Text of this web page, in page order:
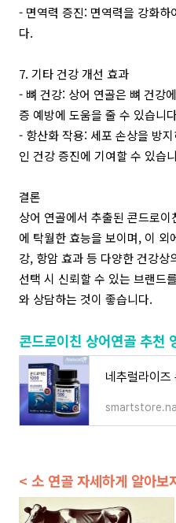
- 면역력 증진: 면역력을 강화하
다.
7. 기타 건강 개선 효과
- 뼈 건강: 상어 연골은 뼈 건강
증 예방에 도움을 줄 수 있습니
- 항산화 작용: 세포 손상을 방
인 건강 증진에 기여할 수 있습
결론
상어 연골에서 추출된 콘드로
에 탁월한 효능을 보이며, 이 외
강, 항암 효과 등 다양한 건강상
선택 시 신뢰할 수 있는 브랜드
와 상담하는 것이 좋습니다.
콘드로이친 상어연골 추천
< 소 연골 자세하게 알아보